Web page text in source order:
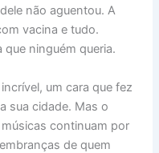
não aguentou. A
vacina e tudo.
ninguém queria.
um cara que fez
sua cidade. Mas o
continuam por
de quem